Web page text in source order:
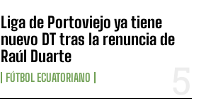
Liga de Portoviejo ya tiene
nuevo DT tras la renuncia de
Raúl Duarte
FÚTBOL ECUATORIANO